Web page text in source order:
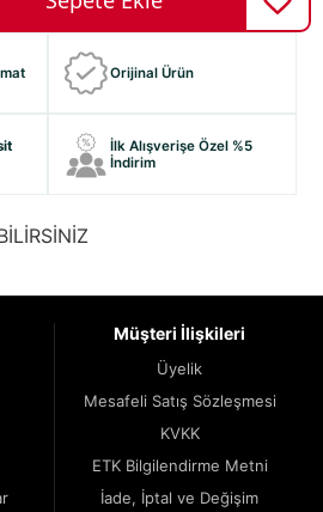
Orijinal Ürün
İlk Alışverişe Özel %5
İndirim
Müşteri İlişkileri
Üyelik
Mesafeli Satış Sözleşmesi
KVKK
ETK Bilgilendirme Metni
İade, İptal ve Değişim